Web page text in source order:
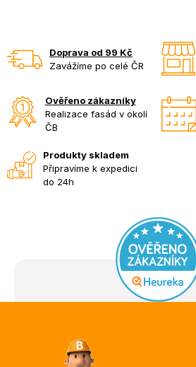
Doprava od 99 Kč
Zavážíme po celé ČR
Ověřeno zákazníky
Realizace fasád v okolí
ČB
Produkty skladem
Připravíme k expedici
do 24h